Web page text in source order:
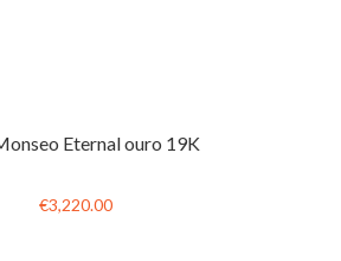
Eternal ouro 19K
€3,220.00